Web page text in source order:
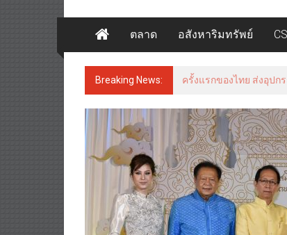
ตลาด อสังหาริมทรัพย์
Breaking News: ครั้งแรกของไทย ส่งอุปก